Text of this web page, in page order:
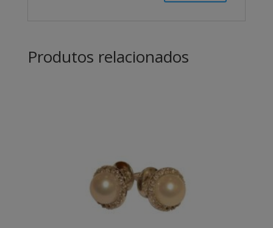
Produtos relacionados